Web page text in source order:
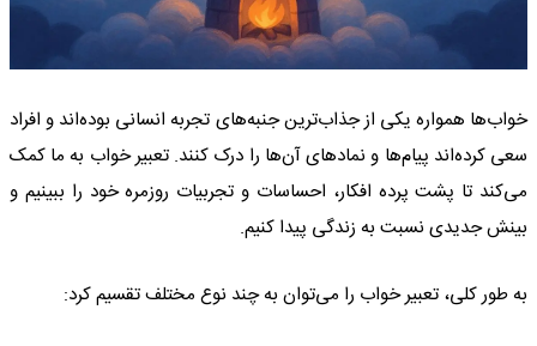
خواب‌ها همواره یکی از جذاب‌ترین جنبه‌های تجربه انسانی بوده‌اند و افراد
سعی کرده‌اند پیام‌ها و نمادهای آن‌ها را درک کنند. تعبیر خواب به ما کمک
می‌کند تا پشت پرده افکار، احساسات و تجربیات روزمره خود را ببینیم و
بینش جدیدی نسبت به زندگی پیدا کنیم.
به طور کلی، تعبیر خواب را می‌توان به چند نوع مختلف تقسیم کرد: